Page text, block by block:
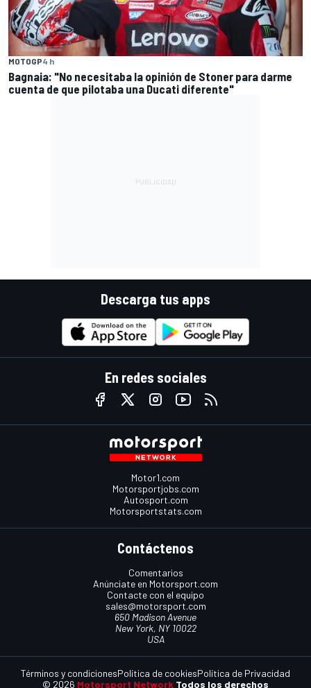
MOTOGP4 h
Bagnaia: "No necesitaba la opinión de Stoner para darme
cuenta de que pilotaba una Ducati diferente"
Descarga tus apps
En redes sociales
Motor1.com
Motorsportjobs.com
Autosport.com
Motorsportstats.com
Contáctenos
Comentarios
Anúnciate en Motorsport.com
Contacte con el equipo
sales@motorsport.com
650 Madison Avenue
New York, NY 10022
USA
© 2026 Motorsport Network Todos los derechos
Términos y condicionesPolítica de cookiesPolítica de Privacidad